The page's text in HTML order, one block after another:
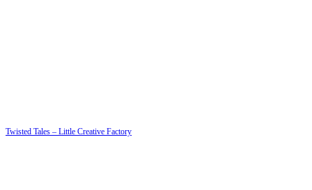
Twisted Tales – Little Creative Factory